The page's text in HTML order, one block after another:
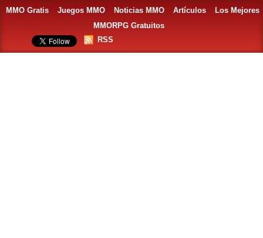
MMO Gratis Juegos MMO Noticias MMO Artículos
Los Mejores
MMORPG Gratuitos
RSS